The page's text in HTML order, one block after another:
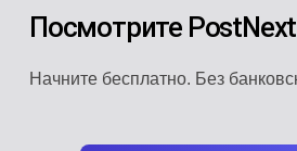
Посмотрите
Начните бесплатно. Без